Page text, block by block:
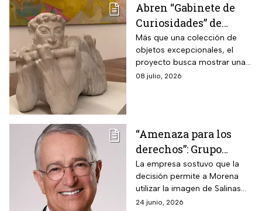
Abren “Gabinete de
Curiosidades” de
Ricardo y María Laura
Salinas con cerca de
300 piezas históricas
Más que una colección de
objetos excepcionales, el
proyecto busca mostrar una
forma de comprender la
08 julio, 2026
“Amenaza para los
derechos”: Grupo
Salinas se pronuncia
sobre resolución del
TEPJF que avala spot
La empresa sostuvo que la
decisión permite a Morena
utilizar la imagen de Salinas
Pliego sin autorización,
24 junio, 2026